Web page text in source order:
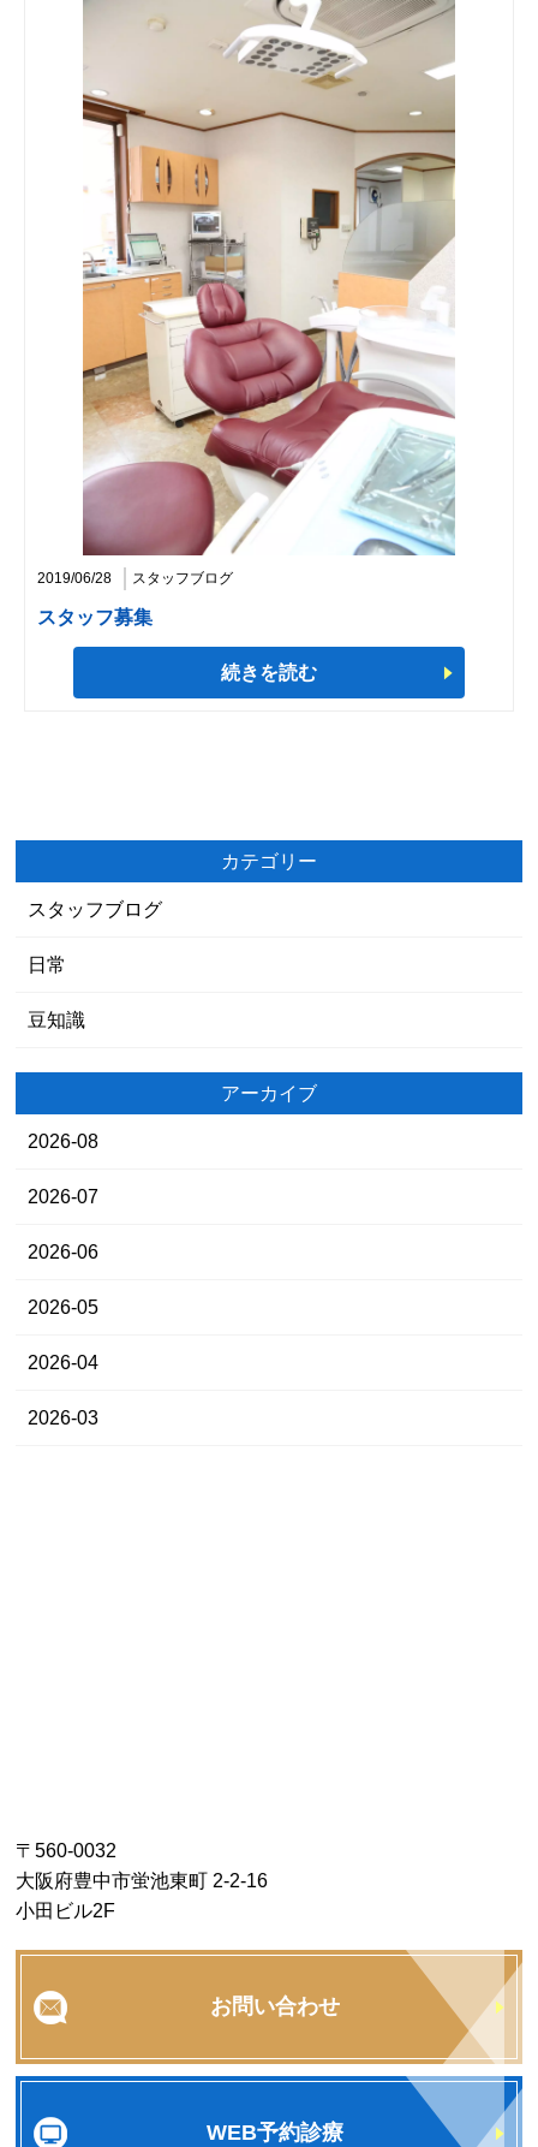
2019/06/28 スタッフブログ
スタッフ募集
続きを読む
カテゴリー
スタッフブログ
日常
豆知識
アーカイブ
2026-08
2026-07
2026-06
2026-05
2026-04
2026-03
〒560-0032
大阪府豊中市蛍池東町 2-2-16
小田ビル2F
お問い合わせ
WEB予約診療